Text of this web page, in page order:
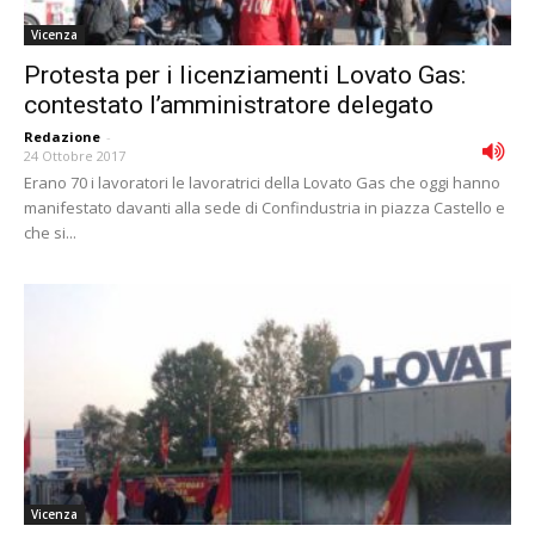
Vicenza
Protesta per i licenziamenti Lovato Gas:
contestato l’amministratore delegato
Redazione -
24 Ottobre 2017
Erano 70 i lavoratori le lavoratrici della Lovato Gas che oggi hanno
manifestato davanti alla sede di Confindustria in piazza Castello e
che si...
Vicenza